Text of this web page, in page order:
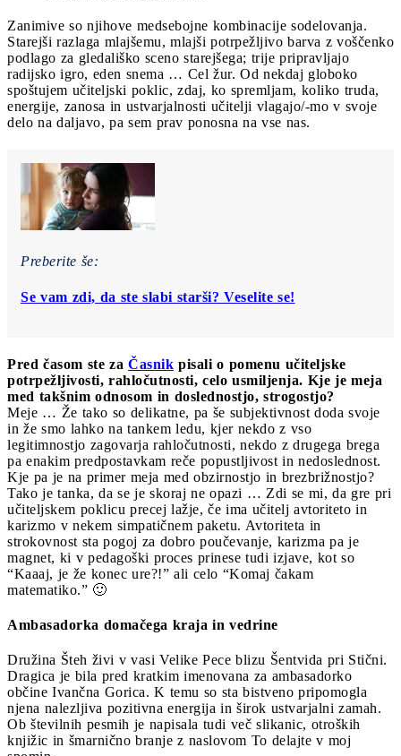
Zanimive so njihove medsebojne kombinacije sodelovanja.
Starejši razlaga mlajšemu, mlajši potrpežljivo barva z voščenko
podlago za gledališko sceno starejšega; trije pripravljajo
radijsko igro, eden snema … Cel žur. Od nekdaj globoko
spoštujem učiteljski poklic, zdaj, ko spremljam, koliko truda,
energije, zanosa in ustvarjalnosti učitelji vlagajo/-mo v svoje
delo na daljavo, pa sem prav ponosna na vse nas.
Preberite še:
Se vam zdi, da ste slabi starši? Veselite se!
Pred časom ste za Časnik pisali o pomenu učiteljske
potrpežljivosti, rahločutnosti, celo usmiljenja. Kje je meja
med takšnim odnosom in doslednostjo, strogostjo?
Meje … Že tako so delikatne, pa še subjektivnost doda svoje
in že smo lahko na tankem ledu, kjer nekdo z vso
legitimnostjo zagovarja rahločutnosti, nekdo z drugega brega
pa enakim predpostavkam reče popustljivost in nedoslednost.
Kje pa je na primer meja med obzirnostjo in brezbrižnostjo?
Tako je tanka, da se je skoraj ne opazi … Zdi se mi, da gre pri
učiteljskem poklicu precej lažje, če ima učitelj avtoriteto in
karizmo v nekem simpatičnem paketu. Avtoriteta in
strokovnost sta pogoj za dobro poučevanje, karizma pa je
magnet, ki v pedagoški proces prinese tudi izjave, kot so
“Kaaaj, je že konec ure?!” ali celo “Komaj čakam
matematiko.” 🙂
Ambasadorka domačega kraja in vedrine
Družina Šteh živi v vasi Velike Pece blizu Šentvida pri Stični.
Dragica je bila pred kratkim imenovana za ambasadorko
občine Ivančna Gorica. K temu so sta bistveno pripomogla
njena nalezljiva pozitivna energija in širok ustvarjalni zamah.
Ob številnih pesmih je napisala tudi več slikanic, otroških
knjižic in šmarnično branje z naslovom To delajte v moj